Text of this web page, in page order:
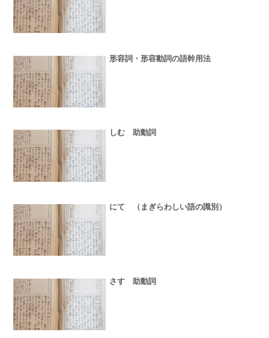
形容詞・形容動詞の語幹用法
しむ 助動詞
にて （まぎらわしい語の識別）
さす 助動詞